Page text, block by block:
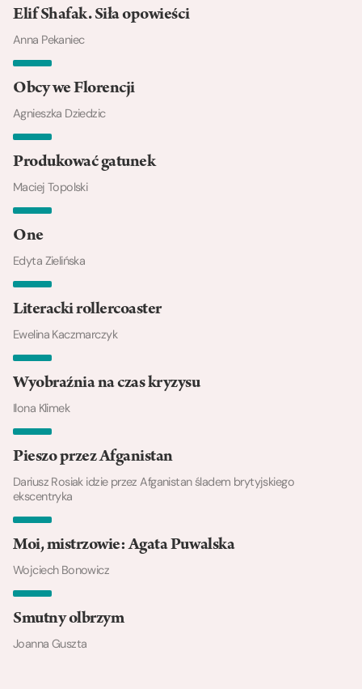
Elif Shafak. Siła opowieści
Anna Pekaniec
Obcy we Florencji
Agnieszka Dziedzic
Produkować gatunek
Maciej Topolski
One
Edyta Zielińska
Literacki rollercoaster
Ewelina Kaczmarczyk
Wyobraźnia na czas kryzysu
Ilona Klimek
Pieszo przez Afganistan
Dariusz Rosiak idzie przez Afganistan śladem brytyjskiego
ekscentryka
Moi, mistrzowie: Agata Puwalska
Wojciech Bonowicz
Smutny olbrzym
Joanna Guszta